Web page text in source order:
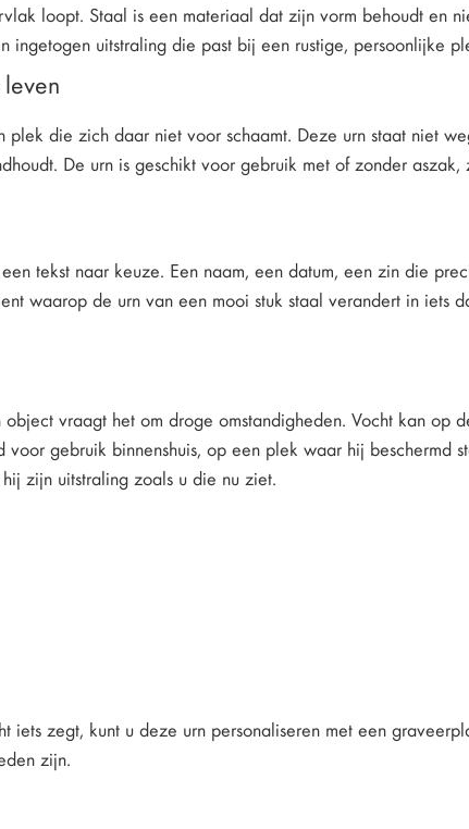
loopt. Staal is een materiaal dat zijn vorm behoudt en
uitstraling die past bij een rustige, persoonlijke
die zich daar niet voor schaamt. Deze urn staat niet
De urn is geschikt voor gebruik met of zonder aszak,
tekst naar keuze. Een naam, een datum, een zin die
waarop de urn van een mooi stuk staal verandert in iets
vraagt het om droge omstandigheden. Vocht kan op
gebruik binnenshuis, op een plek waar hij beschermd
zijn uitstraling zoals u die nu ziet.
zegt, kunt u deze urn personaliseren met een
zijn.